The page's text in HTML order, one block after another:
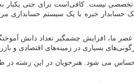
تخصصی نیست. کافی‌است برای حتی
خبره با یک سیستم حسابداری
ما، افزایش چشمگیر تعداد دانش
بسیاری در زمینه‌های اقتصادی و
می شود. هنرجویان در این رشته در